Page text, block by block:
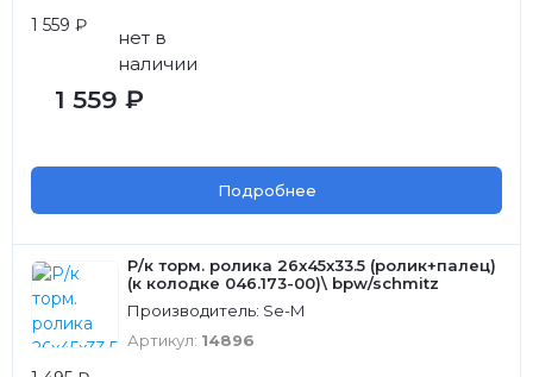
1 559 ₽
нет в
наличии
1 559 ₽
Подробнее
Р/к торм. ролика 26x45x33.5 (ролик+палец)
(к колодке 046.173-00)\ bpw/schmitz
Производитель: Se-M
Артикул: 14896